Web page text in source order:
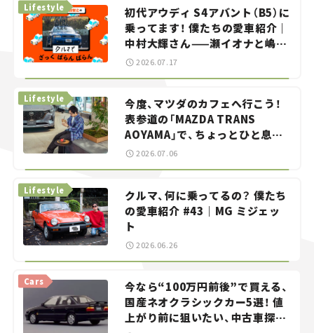
初代アウディ S4アバント（B5）に
乗ってます！ 僕たちの愛車紹介｜
中村大輝さん——瀬イオナと嶋田
智之の「クルマでざっくばらんば
Lifestyle
2026.07.17
今度、マツダのカフェへ行こう！
表参道の「MAZDA TRANS
AOYAMA」で、ちょっとひと息。
——連載｜CCGとクルマでどうす
る？＜第13回＞
Lifestyle
2026.07.06
クルマ、何に乗ってるの？ 僕たち
の愛車紹介 #43｜MG ミジェッ
ト
Lifestyle
2026.06.26
今なら“100万円前後”で買える、
国産ネオクラシックカー5選！ 値
上がり前に狙いたい、中古車探し
Cars